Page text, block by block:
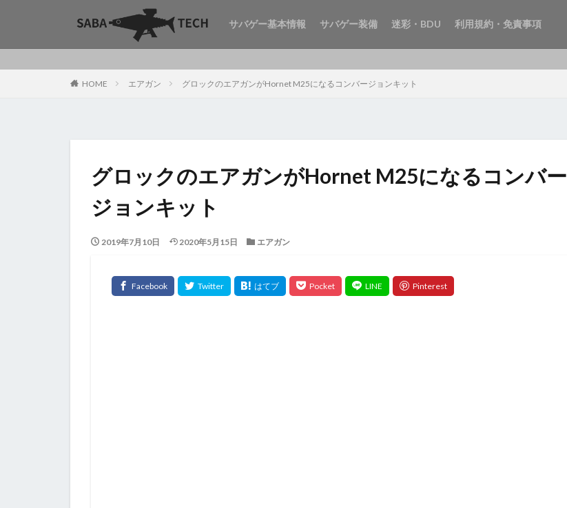
サバゲー基本情報 サバゲー装備 迷彩・BDU 利用規約・免責事項
HOME エアガン グロックのエアガンがHornet M25になるコンバージョンキット
グロックのエアガンがHornet M25になるコンバー
ジョンキット
2019年7月10日 2020年5月15日 エアガン